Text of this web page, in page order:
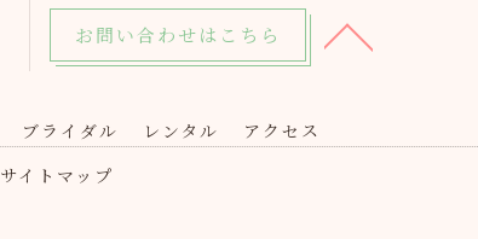
お問い合わせはこちら
ブライダル レンタル
アクセス
サイトマップ